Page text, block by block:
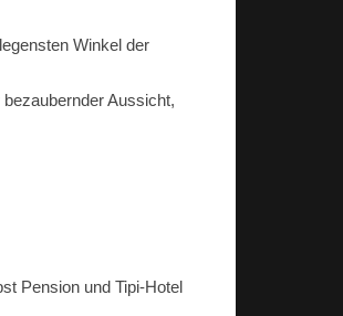
Winkel der
Aussicht,
Pension und Tipi-Hotel